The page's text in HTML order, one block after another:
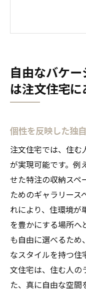
ライフス
バケーシ
注文住宅で実
自然素材
窓から広
エコフレ
庭やテラ
四季を感
自然と共
心地よい空間
色彩と照
音響効果
温度管理
自由なバケ
は注文住宅に
個性を反映した独
注文住宅では、住む
が実現可能です。例
せた特注の収納スペ
ためのギャラリース
れにより、住環境が
を豊かにする場所へ
も自由に選べるため
なスタイルを持つ住
文住宅は、住む人の
た、真に自由な空間